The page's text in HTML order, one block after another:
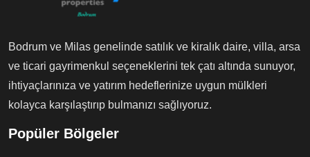
Bodrum ve Milas genelinde satılık ve kiralık daire, villa, arsa
ve ticari gayrimenkul seçeneklerini tek çatı altında sunuyor,
ihtiyaçlarınıza ve yatırım hedeflerinize uygun mülkleri
kolayca karşılaştırıp bulmanızı sağlıyoruz.
Popüler Bölgeler